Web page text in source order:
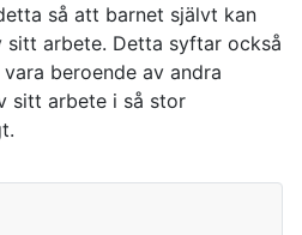
så att barnet självt kan
arbete. Detta syftar också
beroende av andra
sitt arbete i så stor